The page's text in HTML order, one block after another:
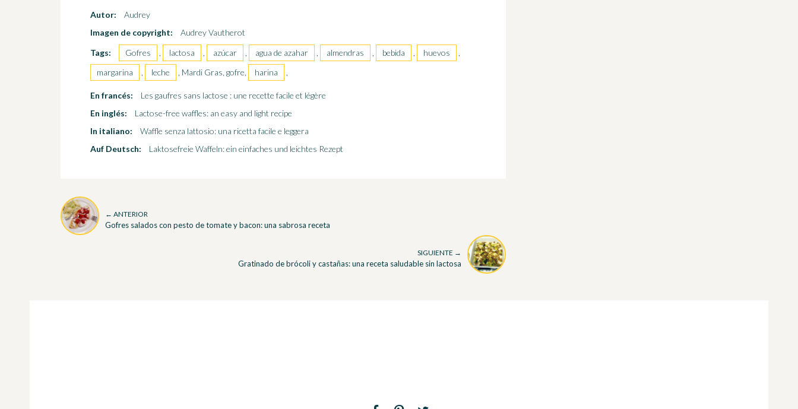
Autor:
Audrey
Imagen de copyright:
Audrey Vautherot
Tags:
Gofres , lactosa , azúcar , agua de azahar , almendras , bebida , huevos
,
margarina
, leche , Mardi Gras, gofre, harina ,
En francés:
Les gaufres sans lactose : une recette facile et légère
En inglés:
Lactose-free waffles: an easy and light recipe
In italiano:
Waffle senza lattosio: una ricetta facile e leggera
Auf Deutsch:
Laktosefreie Waffeln: ein einfaches und leichtes Rezept
← ANTERIOR
Gofres salados con pesto de tomate y bacon: una sabrosa receta
SIGUIENTE →
Gratinado de brócoli y castañas: una receta saludable sin lactosa